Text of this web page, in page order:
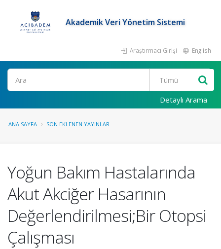
Akademik Veri Yönetim Sistemi
Araştırmacı Girişi English
Ara
Detaylı Arama
ANA SAYFA SON EKLENEN YAYINLAR
Yoğun Bakım Hastalarında
Akut Akciğer Hasarının
Değerlendirilmesi;Bir Otopsi
Çalışması